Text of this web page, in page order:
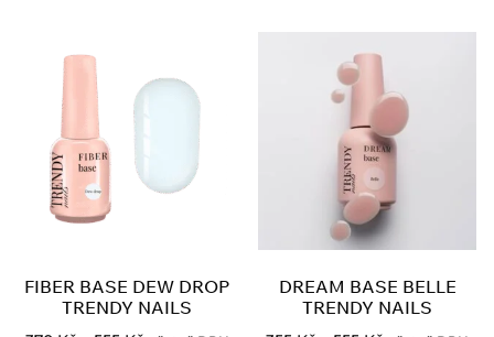
FIBER BASE DEW DROP
TRENDY NAILS
DREAM BASE BELLE
TRENDY NAILS